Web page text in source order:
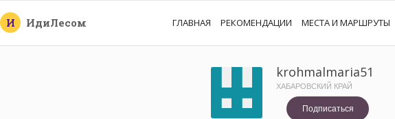
И ИдиЛесом ГЛАВНАЯ РЕКОМЕНДАЦИИ МЕСТА И МАРШРУТЫ
krohmalmaria51
ХАБАРОВСКИЙ КРАЙ
Подписаться